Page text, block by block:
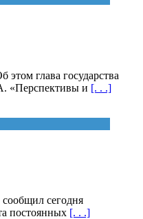
глава государства
«Перспективы и [. . .]
сегодня
постоянных [. . .]